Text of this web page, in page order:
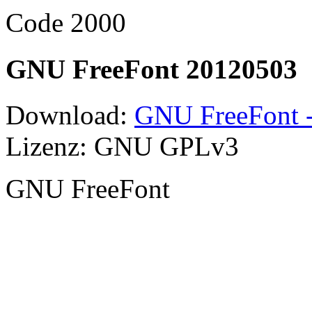
Code 2000
GNU FreeFont 20120503
Download: GNU FreeFont
Lizenz: GNU GPLv3
GNU FreeFont